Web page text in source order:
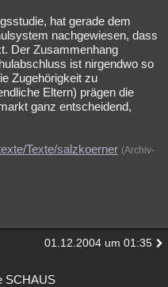
hat gerade dem
nachgewiesen, dass
Der Zusammenhang
ist nirgendwo so
Zugehörigkeit zu
Eltern) prägen die
ganz entscheidend,
Texte/salzkoerner (Archiv-
01.12.2004 um 01:35
SCHAUS